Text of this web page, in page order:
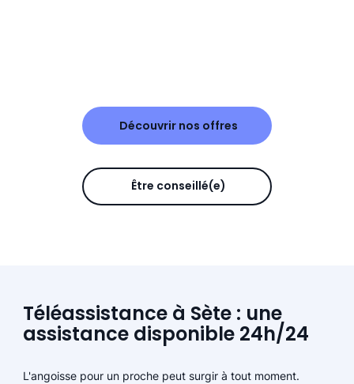
Découvrir nos offres
Être conseillé(e)
Téléassistance à Sète : une
assistance disponible 24h/24
L'angoisse pour un proche peut surgir à tout moment.